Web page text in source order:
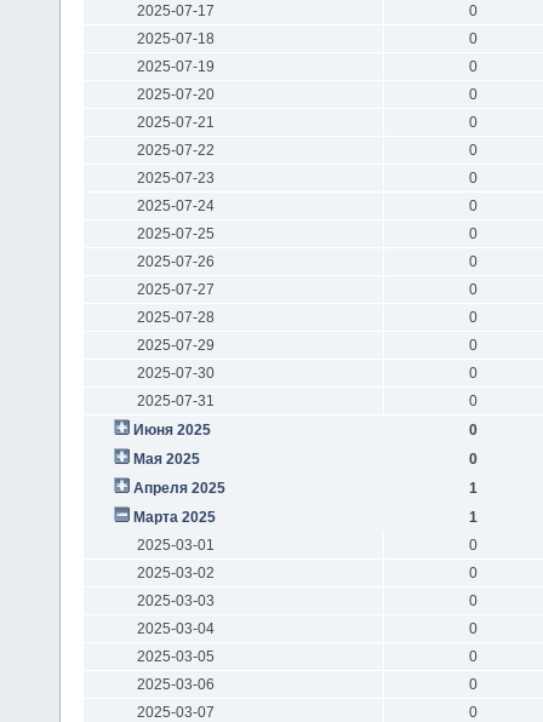
2025-07-17
0
2025-07-18
0
2025-07-19
0
2025-07-20
0
2025-07-21
0
2025-07-22
0
2025-07-23
0
2025-07-24
0
2025-07-25
0
2025-07-26
0
2025-07-27
0
2025-07-28
0
2025-07-29
0
2025-07-30
0
2025-07-31
0
Июня 2025
0
Мая 2025
0
Апреля 2025
1
Марта 2025
1
2025-03-01
0
2025-03-02
0
2025-03-03
0
2025-03-04
0
2025-03-05
0
2025-03-06
0
2025-03-07
0